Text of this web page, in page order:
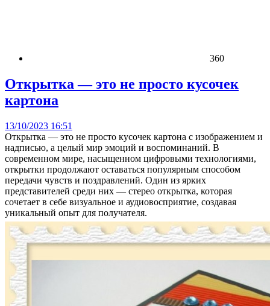
360
Открытка — это не просто кусочек
картона
13/10/2023 16:51
Открытка — это не просто кусочек картона с изображением и
надписью, а целый мир эмоций и воспоминаний. В
современном мире, насыщенном цифровыми технологиями,
открытки продолжают оставаться популярным способом
передачи чувств и поздравлений. Один из ярких
представителей среди них — стерео открытка, которая
сочетает в себе визуальное и аудиовосприятие, создавая
уникальный опыт для получателя.